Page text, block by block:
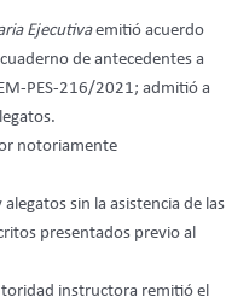
Ejecutivaemitió acuerdo
de antecedentes a
PES-216/2021; admitió a
notoriamente
sin la asistencia de las
presentados previo al
instructora remitió el